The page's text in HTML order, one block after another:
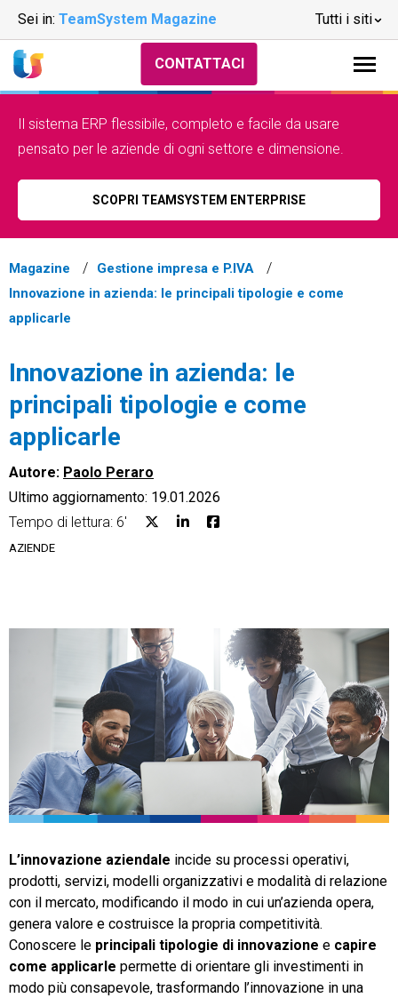
Sei in: TeamSystem Magazine Tutti i siti
Ecommerce
Financial Solutions
Trust Services
TeamSystem Corporate
CONTATTACI
Il sistema ERP flessibile, completo e facile da usare
pensato per le aziende di ogni settore e dimensione.
SCOPRI TEAMSYSTEM ENTERPRISE
Magazine
Gestione impresa e P.IVA
Innovazione in azienda: le principali tipologie e come
applicarle
Innovazione in azienda: le
principali tipologie e come
applicarle
Autore: Paolo Peraro
Ultimo aggiornamento: 19.01.2026
Tempo di lettura: 6'
AZIENDE
L’innovazione aziendale incide su processi operativi,
prodotti, servizi, modelli organizzativi e modalità di relazione
con il mercato, modificando il modo in cui un’azienda opera,
genera valore e costruisce la propria competitività.
Conoscere le principali tipologie di innovazione e capire
come applicarle permette di orientare gli investimenti in
modo più consapevole, trasformando l’innovazione in una